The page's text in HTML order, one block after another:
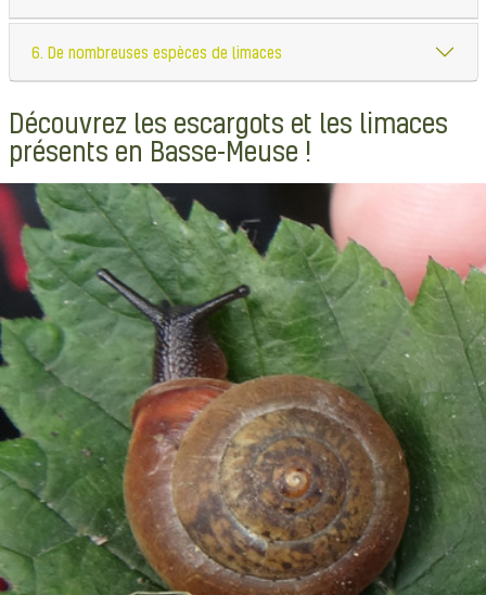
6. De nombreuses espèces de limaces
Découvrez les escargots et les limaces
présents en Basse-Meuse !